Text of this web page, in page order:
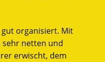
organisiert. Mit
netten und
erwischt, dem